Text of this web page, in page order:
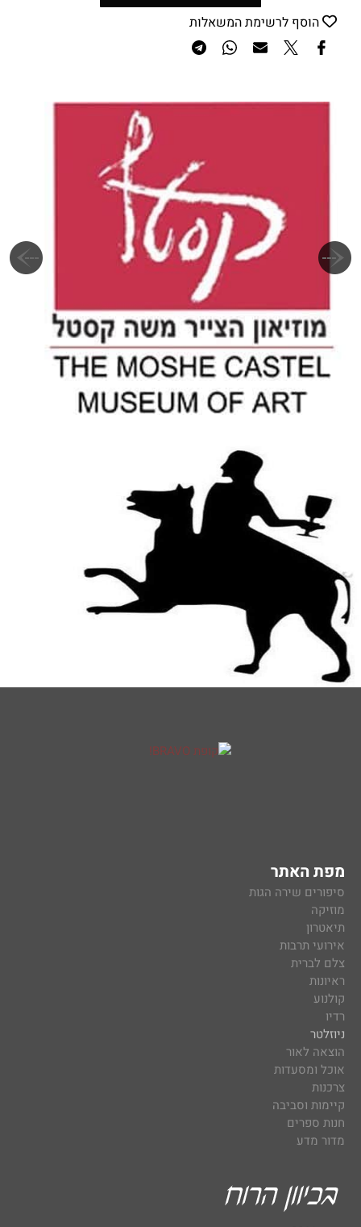
הוסף לרשימת המשאלות
מפת האתר
סיפורים שירה הגות
מוזיקה
תיאטרון
אירועי תרבות
צלם לברית
ראיונות
קולנוע
רדיו
ניוזלטר
הוצאה לאור
אוכל ומסעדות
צרכנות
קיימות וסביבה
חנות ספרים
מדור מדע